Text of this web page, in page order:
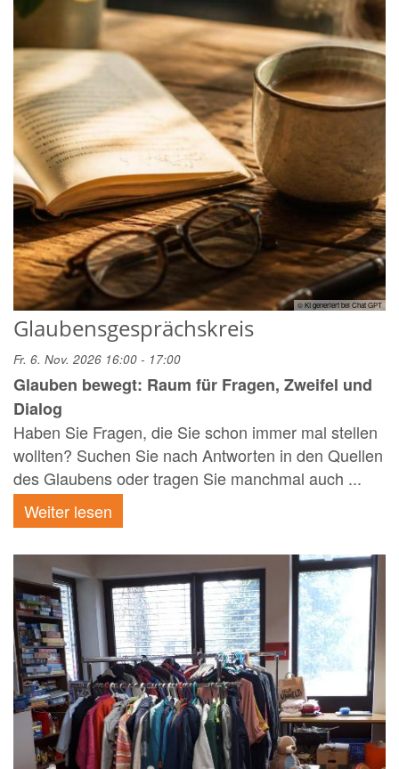
© KI generiert bei Chat GPT
Glaubensgesprächskreis
Fr. 6. Nov. 2026 16:00 - 17:00
Glauben bewegt: Raum für Fragen, Zweifel und
Dialog
Haben Sie Fragen, die Sie schon immer mal stellen
wollten? Suchen Sie nach Antworten in den Quellen
des Glaubens oder tragen Sie manchmal auch ...
Weiter lesen